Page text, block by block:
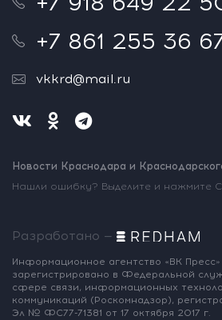
+7 861 255 36
vkkrd@mail.ru
Новости Краснодара и
Нашли ошибку? Выделите и нажмите
Разработано —
Информационное агентство «ВК Пресс»
зарегистрировано в Федеральной
сфере связи, информационных
коммуникаций (Роскомнадзор),
Эл № ФС77-71381 от 17 октября 2017 г.